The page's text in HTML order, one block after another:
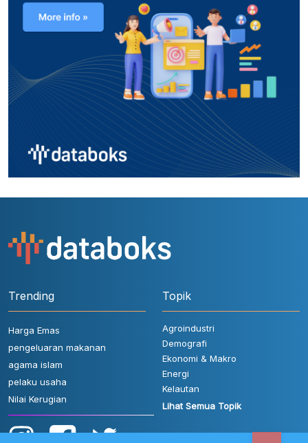
Trending
Harga Emas
pengeluaran makanan
agama islam
pelaku usaha
Nilai Kerugian
Topik
Agroindustri
Demografi
Ekonomi & Makro
Energi
Kelautan
Lihat Semua Topik